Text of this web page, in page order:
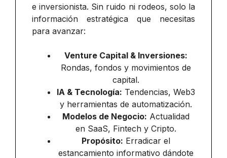
e inversionista. Sin ruido ni rodeos, solo la
información estratégica que necesitas
para avanzar:
Venture Capital & Inversiones:
Rondas, fondos y movimientos de
capital.
IA & Tecnología: Tendencias, Web3
y herramientas de automatización.
Modelos de Negocio: Actualidad
en SaaS, Fintech y Cripto.
Propósito: Erradicar el
estancamiento informativo dándote